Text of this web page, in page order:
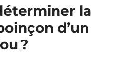
la
d’un
?